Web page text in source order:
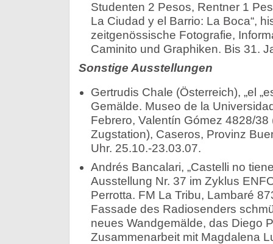
Studenten 2 Pesos, Rentner 1
La Ciudad y el Barrio: La Boca“,
zeitgenössische Fotografie,
Caminito und Graphiken. Bis 31.
Sonstige Ausstellungen
Gertrudis Chale (Österreich), „el
Gemälde. Museo de la
Febrero, Valentín Gómez 4828/38
Zugstation), Caseros, Provinz
Uhr. 25.10.-23.03.07.
Andrés Bancalari, „Castelli no
Ausstellung Nr. 37 im Zyklus
Perrotta. FM La Tribu, Lambaré
Fassade des Radiosenders
neues Wandgemälde, das Diego
Zusammenarbeit mit Magdalena